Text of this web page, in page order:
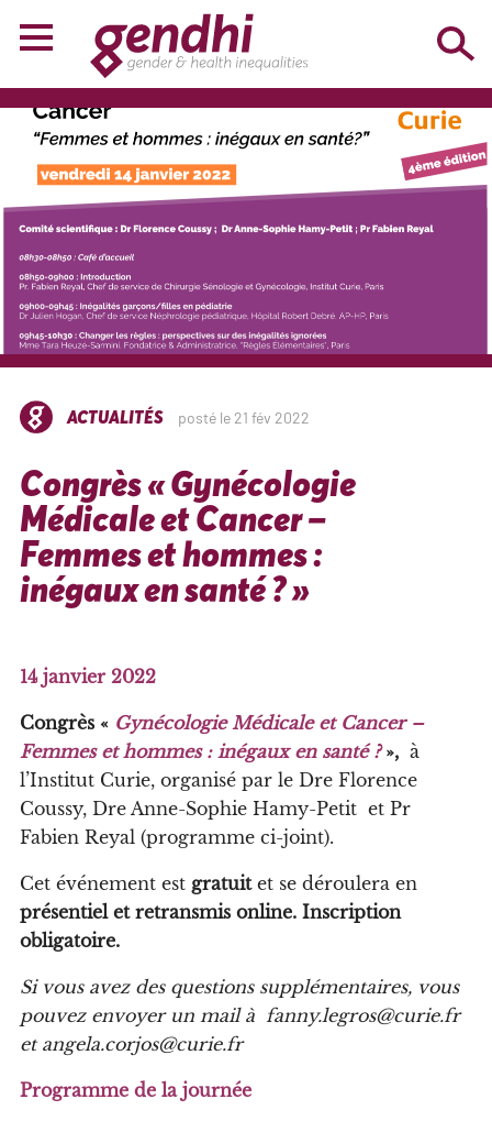
ACTUALITÉS posté le 21 fév 2022
Congrès « Gynécologie
Médicale et Cancer –
Femmes et hommes :
inégaux en santé ? »
14 janvier 2022
Congrès « Gynécologie Médicale et Cancer –
Femmes et hommes : inégaux en santé ?», à
l’Institut Curie, organisé par le Dre Florence
Coussy, Dre Anne-Sophie Hamy-Petit et Pr
Fabien Reyal (programme ci-joint).
Cet événement est gratuitet se déroulera en
présentiel et retransmis online. Inscription
obligatoire.
Si vous avez des questions supplémentaires, vous
pouvez envoyer un mail à fanny.legros@curie.fr
et angela.corjos@curie.fr
Programme de la journée